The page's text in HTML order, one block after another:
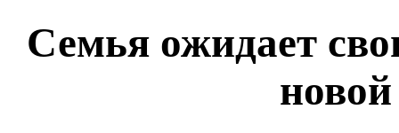
Семья ожидает